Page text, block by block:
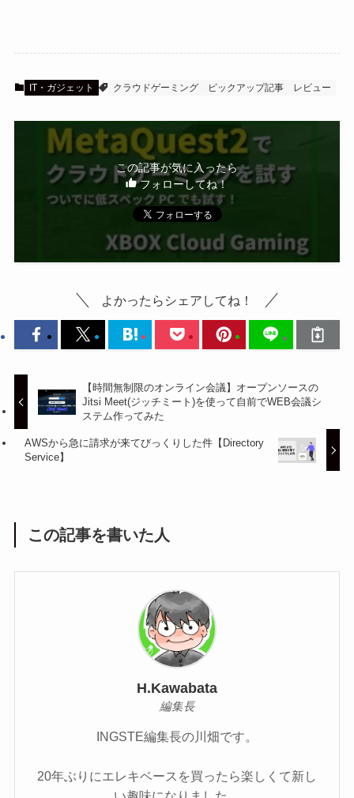
IT・ガジェット クラウドゲーミング ピックアップ記事 レビュー
この記事が気に入ったら
フォローしてね！
よかったらシェアしてね！
【時間無制限のオンライン会議】オープンソースの
Jitsi Meet(ジッチミート)を使って自前でWEB会議シ
ステム作ってみた
AWSから急に請求が来てびっくりした件【Directory
Service】
この記事を書いた人
H.Kawabata
編集長
INGSTE編集長の川畑です。
20年ぶりにエレキベースを買ったら楽しくて新し